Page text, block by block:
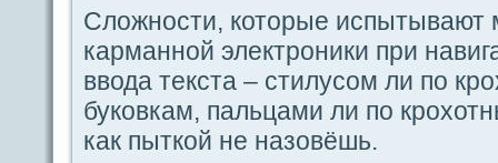
Сложности, которые испытывают
карманной электрoники при
вводa текста – стилуcoм ли по
буковкам, пальцами ли по
как пыткой не назовёшь.